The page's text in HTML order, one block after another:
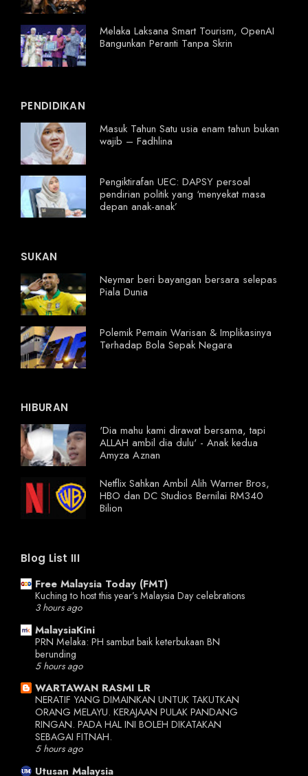
Melaka Laksana Smart Tourism, OpenAI
Bangunkan Peranti Tanpa Skrin
PENDIDIKAN
Masuk Tahun Satu usia enam tahun bukan
wajib – Fadhlina
Pengiktirafan UEC: DAPSY persoal
pendirian politik yang ‘menyekat masa
depan anak-anak’
SUKAN
Neymar beri bayangan bersara selepas
Piala Dunia
Polemik Pemain Warisan & Implikasinya
Terhadap Bola Sepak Negara
HIBURAN
'Dia mahu kami dirawat bersama, tapi
ALLAH ambil dia dulu' - Anak kedua
Amyza Aznan
Netflix Sahkan Ambil Alih Warner Bros,
HBO dan DC Studios Bernilai RM340
Bilion
Blog List III
Free Malaysia Today (FMT)
Kuching to host this year’s Malaysia Day celebrations
3 hours ago
MalaysiaKini
PRN Melaka: PH sambut baik keterbukaan BN
berunding
5 hours ago
WARTAWAN RASMI LR
NERATIF YANG DIMAINKAN UNTUK TAKUTKAN
ORANG MELAYU. KERAJAAN PULAK PANDANG
RINGAN. PADA HAL INI BOLEH DIKATAKAN
SEBAGAI FITNAH.
5 hours ago
Utusan Malaysia